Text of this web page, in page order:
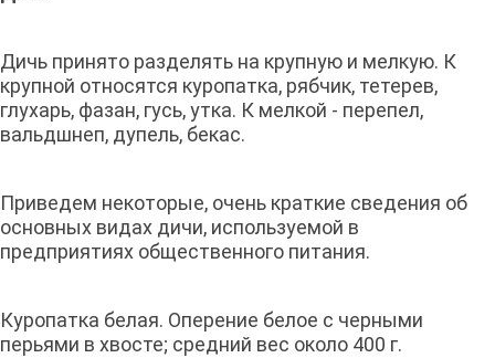
Дичь принято разделять на крупную и мелкую. К
крупной относятся куропатка, рябчик, тетерев,
глухарь, фазан, гусь, утка. К мелкой - перепел,
вальдшнеп, дупель, бекас.
Приведем некоторые, очень краткие сведения об
основных видах дичи, используемой в
предприятиях общественного питания.
Куропатка белая. Оперение белое с черными
перьями в хвосте; средний вес около 400 г.